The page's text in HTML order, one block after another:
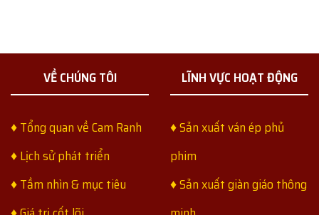
VỀ CHÚNG TÔI
♦ Tổng quan về Cam Ranh
♦ Lịch sử phát triển
♦ Tầm nhìn & mục tiêu
LĨNH VỰC HOẠT ĐỘNG
♦ Sản xuất ván ép phủ
phim
♦ Sản xuất giàn giáo thông